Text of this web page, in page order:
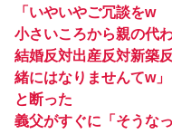
「いやいやご冗談をw
小さいころから親の代
結婚反対出産反対新築
緒にはなりませんてw」
と断った
義父がすぐに「そうな